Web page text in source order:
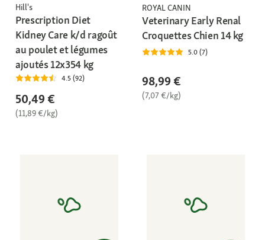
Hill's
Prescription Diet
Kidney Care k/d ragoût
au poulet et légumes
ajoutés 12x354 kg
4.5 (92)
50,49 €
(11,89 €/kg)
ROYAL CANIN
Veterinary Early Renal
Croquettes Chien 14 kg
5.0 (7)
98,99 €
(7,07 €/kg)